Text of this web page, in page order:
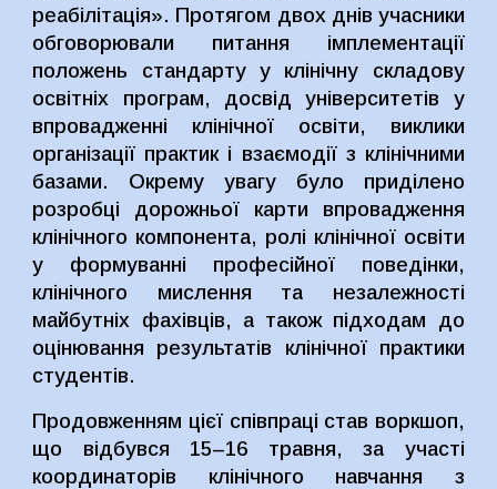
реабілітація». Протягом двох днів учасники
обговорювали питання імплементації
положень стандарту у клінічну складову
освітніх програм, досвід університетів у
впровадженні клінічної освіти, виклики
організації практик і взаємодії з клінічними
базами. Окрему увагу було приділено
розробці дорожньої карти впровадження
клінічного компонента, ролі клінічної освіти
у формуванні професійної поведінки,
клінічного мислення та незалежності
майбутніх фахівців, а також підходам до
оцінювання результатів клінічної практики
студентів.
Продовженням цієї співпраці став воркшоп,
що відбувся 15–16 травня, за участі
координаторів клінічного навчання з